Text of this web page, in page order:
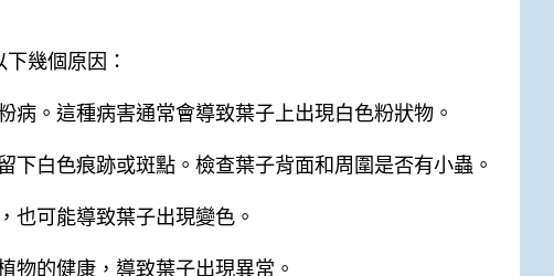
幾個原因：
。這種病害通常會導致葉子上出現白色粉狀物。
白色痕跡或斑點。檢查葉子背面和周圍是否有小蟲。
也可能導致葉子出現變色。
物的健康，導致葉子出現異常。